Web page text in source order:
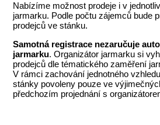
Nabízíme možnost prodeje i v
jarmarku. Podle počtu zájemců bude
prodejců ve stánku.
Samotná registrace nezaručuje
jarmarku. Organizátor jarmarku si
prodejců dle tématického zaměření
V rámci zachování jednotného
stánky povoleny pouze ve
předchozím projednání s